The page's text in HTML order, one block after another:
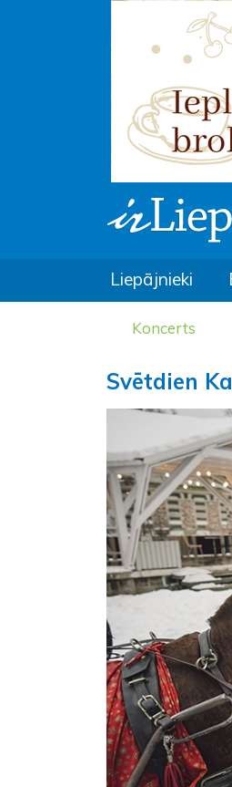
Liepājnieki
Koncerts
Svētdien